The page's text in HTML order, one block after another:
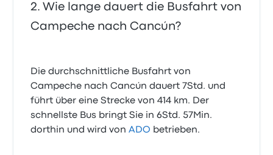
Wie lange dauert die Busfahrt von
Campeche nach Cancún?
Die durchschnittliche Busfahrt von
Campeche nach Cancún dauert 7Std. und
führt über eine Strecke von 414 km. Der
schnellste Bus bringt Sie in 6Std. 57Min.
dorthin und wird vonADO betrieben.